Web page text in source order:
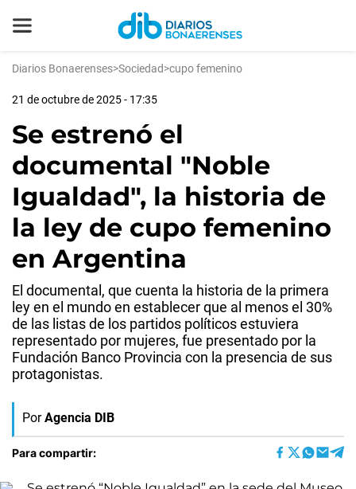
Diarios Bonaerenses>Sociedad>cupo femenino
21 de octubre de 2025 - 17:35
Se estrenó el
documental "Noble
Igualdad", la historia de
la ley de cupo femenino
en Argentina
El documental, que cuenta la historia de la primera
ley en el mundo en establecer que al menos el 30%
de las listas de los partidos políticos estuviera
representado por mujeres, fue presentado por la
Fundación Banco Provincia con la presencia de sus
protagonistas.
Por Agencia DIB
Para compartir: